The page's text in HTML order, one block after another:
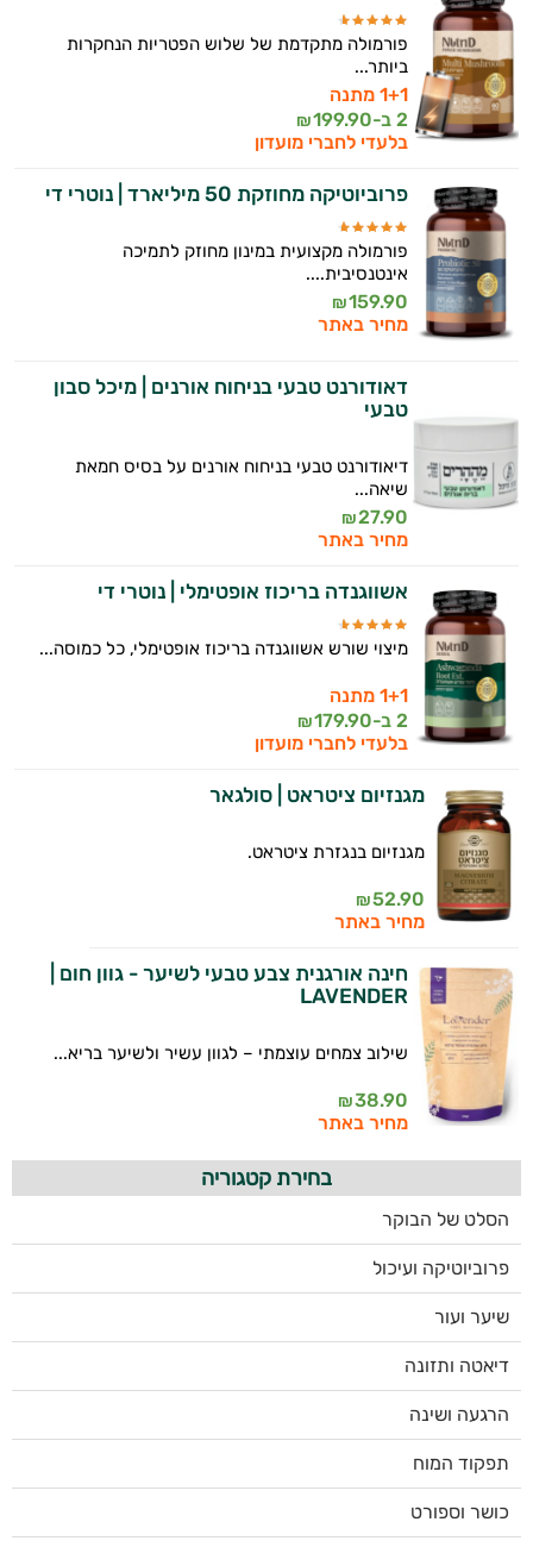
פורמולה מתקדמת של שלוש הפטריות הנחקרות
ביותר...
1+1 מתנה
2 ב-
199.90
₪
בלעדי לחברי מועדון
פרוביוטיקה מחוזקת 50 מיליארד | נוטרי די
פורמולה מקצועית במינון מחוזק לתמיכה
אינטנסיבית....
159.90
₪
מחיר באתר
דאודורנט טבעי בניחוח אורנים | מיכל סבון
טבעי
דיאודורנט טבעי בניחוח אורנים על בסיס חמאת
שיאה...
27.90
₪
מחיר באתר
אשווגנדה בריכוז אופטימלי | נוטרי די
מיצוי שורש אשווגנדה בריכוז אופטימלי, כל כמוסה...
1+1 מתנה
2 ב-
179.90
₪
בלעדי לחברי מועדון
מגנזיום ציטראט | סולגאר
מגנזיום בנגזרת ציטראט.
52.90
₪
מחיר באתר
חינה אורגנית צבע טבעי לשיער - גוון חום |
LAVENDER
שילוב צמחים עוצמתי – לגוון עשיר ולשיער בריא...
38.90
₪
מחיר באתר
בחירת קטגוריה
הסלט של הבוקר
פרוביוטיקה ועיכול
שיער ועור
דיאטה ותזונה
הרגעה ושינה
תפקוד המוח
כושר וספורט